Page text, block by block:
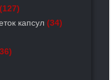
(127)
капсул (34)